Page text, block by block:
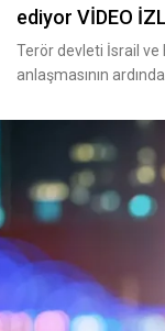
ediyor VİDEO
Terör devleti İsrail ve
anlaşmasının